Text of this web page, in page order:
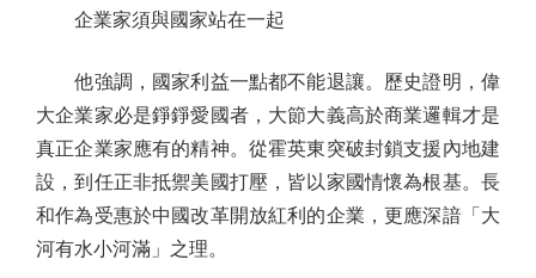
企業家須與國家站在一起
他強調，國家利益一點都不能退讓。歷史證明，偉
大企業家必是錚錚愛國者，大節大義高於商業邏輯才是
真正企業家應有的精神。從霍英東突破封鎖支援內地建
設，到任正非抵禦美國打壓，皆以家國情懷為根基。長
和作為受惠於中國改革開放紅利的企業，更應深諳「大
河有水小河滿」之理。